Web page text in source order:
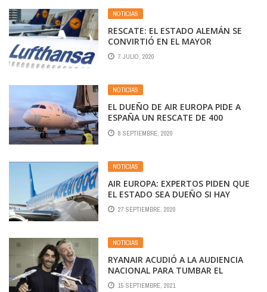
NOTICIAS
RESCATE: EL ESTADO ALEMÁN SE
CONVIRTIÓ EN EL MAYOR
ACCIONISTA DE LUFTHANSA
7 JULIO, 2020
NOTICIAS
EL DUEÑO DE AIR EUROPA PIDE A
ESPAÑA UN RESCATE DE 400
MILLONES
8 SEPTIEMBRE, 2020
NOTICIAS
AIR EUROPA: EXPERTOS PIDEN QUE
EL ESTADO SEA DUEÑO SI HAY
RESCATE
27 SEPTIEMBRE, 2020
NOTICIAS
RYANAIR ACUDIÓ A LA AUDIENCIA
NACIONAL PARA TUMBAR EL
RESCATE DE AIR EUROPA
15 SEPTIEMBRE, 2021